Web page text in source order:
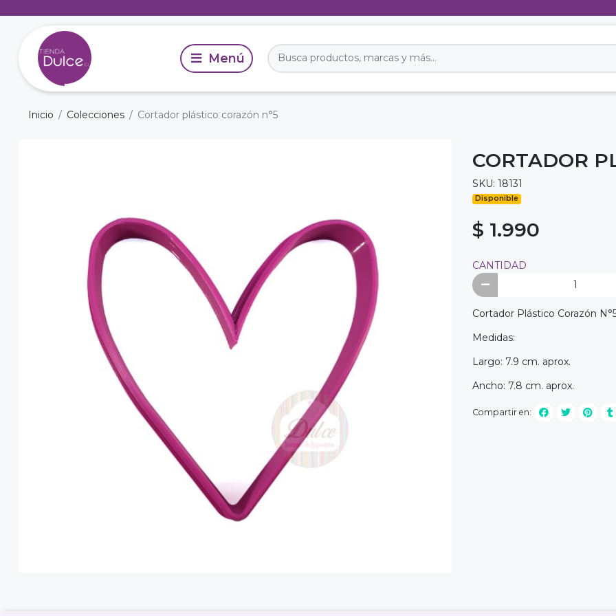
Inicio Colecciones Cortador plástico corazón n°5
CORTADOR
SKU: 18131
Disponible
$ 1.990
CANTIDAD
Cortador Plástico Corazón
Medidas:
Largo: 7.9 cm. aprox.
Ancho: 7.8 cm. aprox.
Compartir en: